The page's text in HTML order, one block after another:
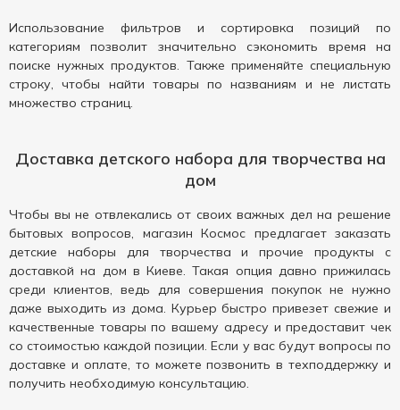
Использование фильтров и сортировка позиций по
категориям позволит значительно сэкономить время на
поиске нужных продуктов. Также применяйте специальную
строку, чтобы найти товары по названиям и не листать
множество страниц.
Доставка детского набора для творчества на
дом
Чтобы вы не отвлекались от своих важных дел на решение
бытовых вопросов, магазин Космос предлагает заказать
детские наборы для творчества и прочие продукты с
доставкой на дом в Киеве. Такая опция давно прижилась
среди клиентов, ведь для совершения покупок не нужно
даже выходить из дома. Курьер быстро привезет свежие и
качественные товары по вашему адресу и предоставит чек
со стоимостью каждой позиции. Если у вас будут вопросы по
доставке и оплате, то можете позвонить в техподдержку и
получить необходимую консультацию.